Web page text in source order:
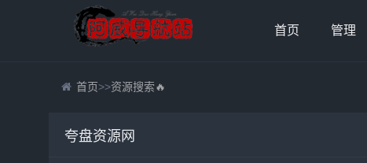
首页 管理
首页>>资源搜索🔥
夸盘资源网